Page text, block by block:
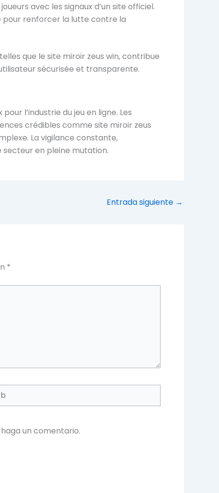
avec les signaux d’un site officiel.
pour renforcer la lutte contre la
que le site miroir zeus win, contribue
sécurisée et transparente.
l’industrie du jeu en ligne. Les
crédibles comme site miroir zeus
La vigilance constante,
secteur en pleine mutation.
Entrada siguiente →
*
un comentario.